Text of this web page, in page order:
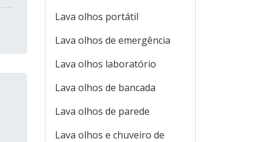
Lava olhos portátil
Lava olhos de emergência
Lava olhos laboratório
Lava olhos de bancada
Lava olhos de parede
Lava olhos e chuveiro de